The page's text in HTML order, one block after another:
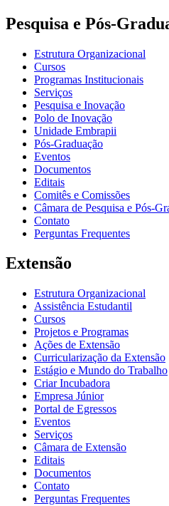
Pesquisa e Pós-
Estrutura Organizacional
Cursos
Programas Institucionais
Serviços
Pesquisa e Inovação
Polo de Inovação
Unidade Embrapii
Pós-Graduação
Eventos
Documentos
Editais
Comitês e Comissões
Câmara de Pesquisa e Pós-
Contato
Perguntas Frequentes
Extensão
Estrutura Organizacional
Assistência Estudantil
Cursos
Projetos e Programas
Ações de Extensão
Curricularização da Extensão
Estágio e Mundo do Trabalho
Criar Incubadora
Empresa Júnior
Portal de Egressos
Eventos
Serviços
Câmara de Extensão
Editais
Documentos
Contato
Perguntas Frequentes